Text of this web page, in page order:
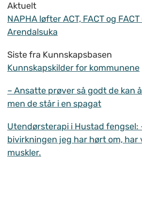
Aktuelt
NAPHA løfter ACT, FACT og
Arendalsuka
Siste fra Kunnskapsbasen
Kunnskapskilder for kommunene
– Ansatte prøver så godt de kan
men de står i en spagat
Utendørsterapi i Hustad fengsel:
bivirkningen jeg har hørt om,
muskler.